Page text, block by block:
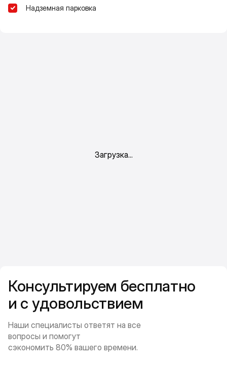
Надземная парковка
Консультируем бесплатно
и с удовольствием
Наши специалисты ответят на все
вопросы и помогут
сэкономить 80% вашего времени.